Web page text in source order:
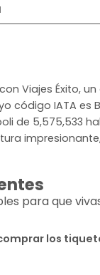
Viajes Éxito,
código IATA es
de 5,575,533
para que
los